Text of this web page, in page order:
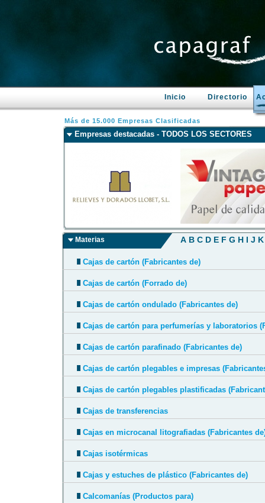
Inicio Directorio
Más de 15.000 Empresas Clasificadas
Empresas destacadas - TODOS LOS SECTORES
Materias A B C D E F G H I J K
Cajas de cartón (Fabricantes de)
Cajas de cartón (Forrado de)
Cajas de cartón ondulado (Fabricantes de)
Cajas de cartón para perfumerías y laboratorios
Cajas de cartón parafinado (Fabricantes de)
Cajas de cartón plegables e impresas
Cajas de cartón plegables plastificadas
Cajas de transferencias
Cajas en microcanal litografiadas (Fabricantes
Cajas isotérmicas
Cajas y estuches de plástico (Fabricantes de)
Calcomanías (Productos para)